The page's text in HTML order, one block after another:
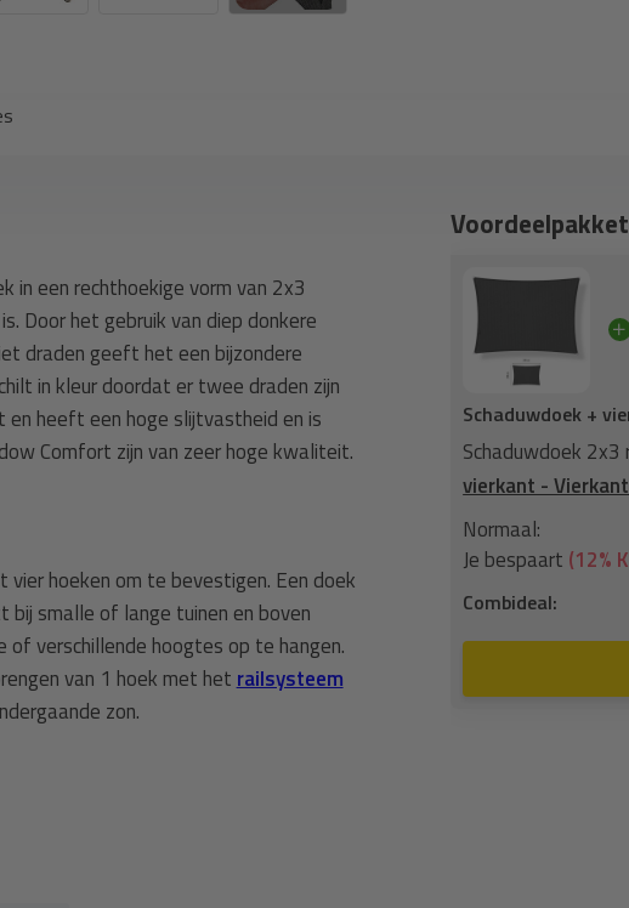
in een rechthoekige vorm van 2x3
Door het gebruik van diep donkere
draden geeft het een bijzondere
in kleur doordat er twee draden zijn
en heeft een hoge slijtvastheid en is
Comfort zijn van zeer hoge kwaliteit.
hoeken om te bevestigen. Een doek
bij smalle of lange tuinen en boven
verschillende hoogtes op te hangen.
van 1 hoek met het railsysteem
zon.
De schaduwdoeken zijn van hoge
Voordeelpakket
Carbon grey +Bevestigingsset schaduwdoek
aan winkelwagen
Schaduwdoek +
Schaduwdoek
vierkant -
Normaal:
Je bespaart (12%
Combideal: